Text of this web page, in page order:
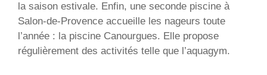
la saison estivale. Enfin, une seconde piscine à
Salon-de-Provence accueille les nageurs toute
l’année : la piscine Canourgues. Elle propose
régulièrement des activités telle que l’aquagym.